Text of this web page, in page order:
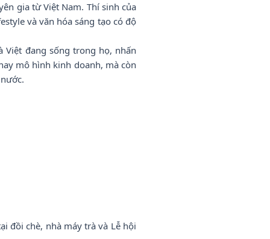
gia từ Việt Nam. Thí sinh của
và văn hóa sáng tạo có độ
Việt đang sống trong họ, nhấn
mô hình kinh doanh, mà còn
đồi chè, nhà máy trà và Lễ hội